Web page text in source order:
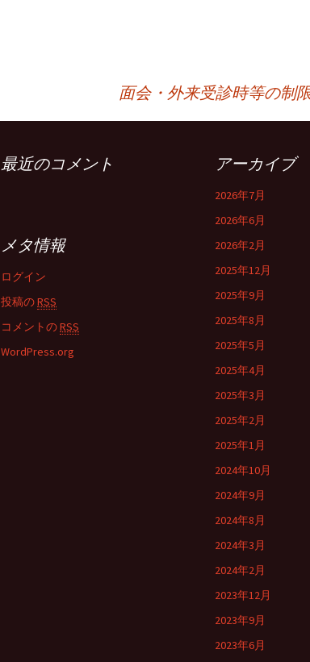
面会・外来受診時等の制
最近のコメント アーカイブ
2026年7月
2026年6月
2026年2月
2025年12月
2025年9月
2025年8月
2025年5月
2025年4月
2025年3月
2025年2月
2025年1月
2024年10月
2024年9月
2024年8月
2024年3月
2024年2月
2023年12月
2023年9月
2023年6月
メタ情報
ログイン
投稿のRSS
コメントのRSS
WordPress.org